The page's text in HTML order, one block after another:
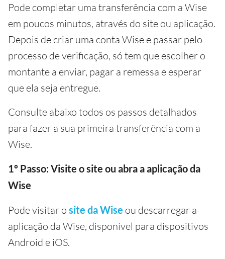
Pode completar uma transferência com a Wise
em poucos minutos, através do site ou aplicação.
Depois de criar uma conta Wise e passar pelo
processo de verificação, só tem que escolher o
montante a enviar, pagar a remessa e esperar
que ela seja entregue.
Consulte abaixo todos os passos detalhados
para fazer a sua primeira transferência com a
Wise.
1º Passo: Visite o site ou abra a aplicação da
Wise
Pode visitar o site da Wise ou descarregar a
aplicação da Wise, disponível para dispositivos
Android e iOS.